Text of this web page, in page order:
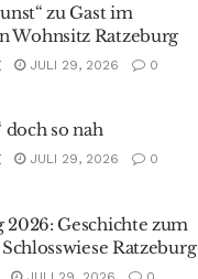
zu Gast im
Wohnsitz Ratzeburg
JULI 29, 2026
0
doch so nah
JULI 29, 2026
0
2026: Geschichte zum
Ratzeburg